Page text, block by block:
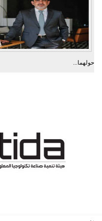
حولهما...